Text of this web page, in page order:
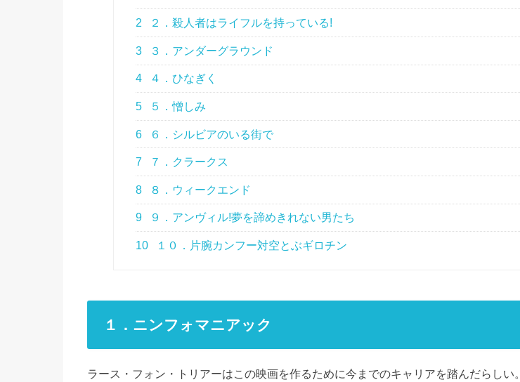
2 ２．殺人者はライフルを持っている!
3 ３．アンダーグラウンド
4 ４．ひなぎく
5 ５．憎しみ
6 ６．シルビアのいる街で
7 ７．クラークス
8 ８．ウィークエンド
9 ９．アンヴィル!夢を諦めきれない男たち
10 １０．片腕カンフー対空とぶギロチン
１．ニンフォマニアック
ラース・フォン・トリアーはこの映画を作るために今までのキャリアを踏んだらしい。